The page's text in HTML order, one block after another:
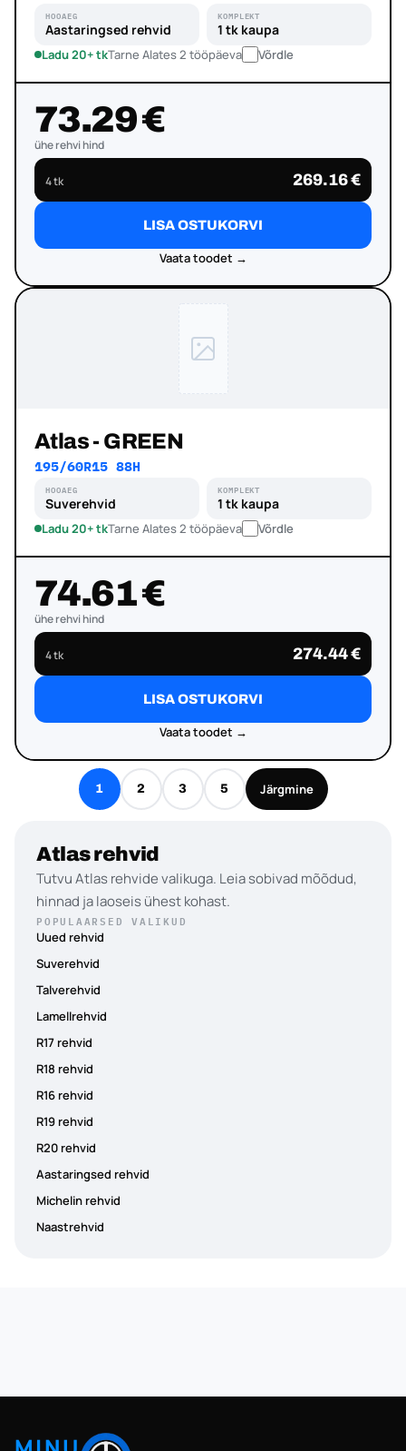
HOOAEG
Aastaringsed rehvid
KOMPLEKT
1 tk kaupa
Ladu 20+ tkTarne Alates 2 tööpäeva Võrdle
73.29 €
ühe rehvi hind
4 tk 269.16 €
LISA OSTUKORVI
Vaata toodet →
Atlas - GREEN
195/60R15 88H
HOOAEG
Suverehvid
KOMPLEKT
1 tk kaupa
Ladu 20+ tkTarne Alates 2 tööpäeva Võrdle
74.61 €
ühe rehvi hind
4 tk 274.44 €
LISA OSTUKORVI
Vaata toodet →
1 2 3 5 Järgmine
Atlas rehvid
Tutvu Atlas rehvide valikuga. Leia sobivad mõõdud,
hinnad ja laoseis ühest kohast.
POPULAARSED VALIKUD
Uued rehvid
Suverehvid
Talverehvid
Lamellrehvid
R17 rehvid
R18 rehvid
R16 rehvid
R19 rehvid
R20 rehvid
Aastaringsed rehvid
Michelin rehvid
Naastrehvid